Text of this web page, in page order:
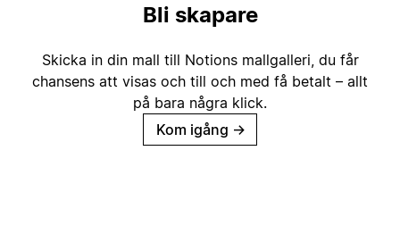
Bli skapare
Skicka in din mall till Notions mallgalleri, du får
chansens att visas och till och med få betalt – allt
på bara några klick.
Kom igång →